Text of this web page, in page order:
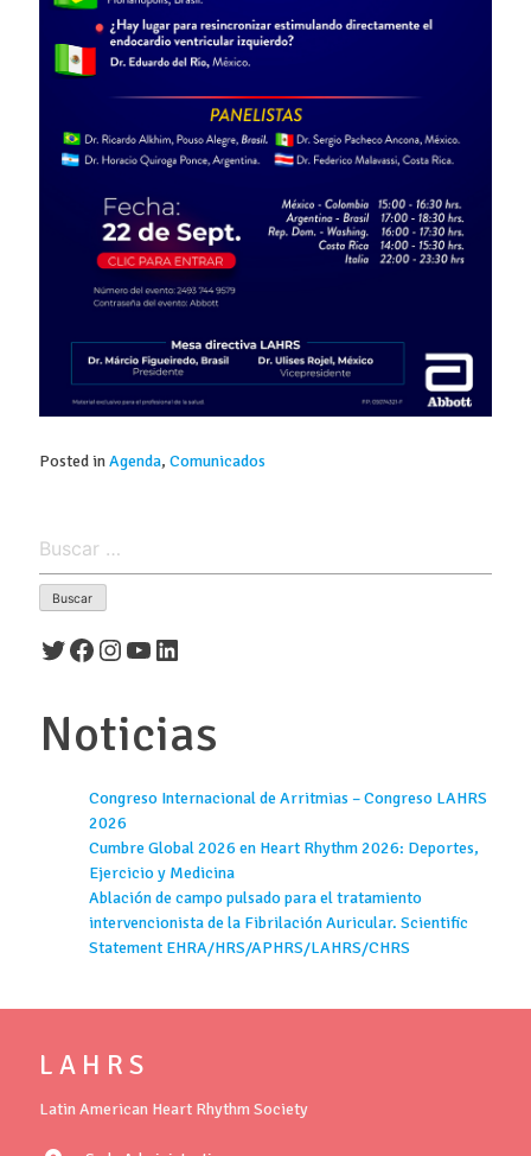
Posted inAgenda, Comunicados
Twitter
Facebook
Instagram
YouTube
LinkedIn
Noticias
Congreso Internacional de Arritmias – Congreso LAHRS
2026
Cumbre Global 2026 en Heart Rhythm 2026: Deportes,
Ejercicio y Medicina
Ablación de campo pulsado para el tratamiento
intervencionista de la Fibrilación Auricular. Scientific
Statement EHRA/HRS/APHRS/LAHRS/CHRS
L A H R S
Latin American Heart Rhythm Society